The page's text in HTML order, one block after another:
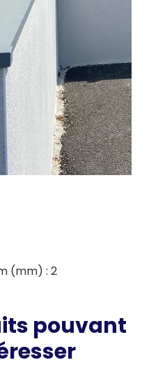
(mm) : 2
pouvant